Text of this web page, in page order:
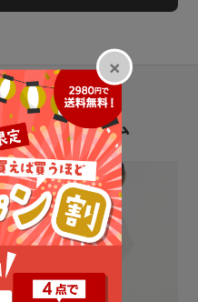
のアイテム